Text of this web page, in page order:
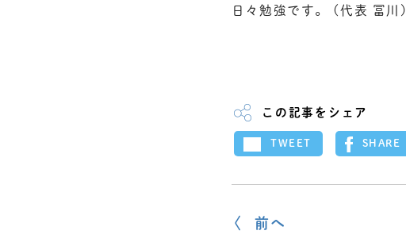
日々勉強です。 (代表 冨川)
この記事をシェア
TWEET SHARE